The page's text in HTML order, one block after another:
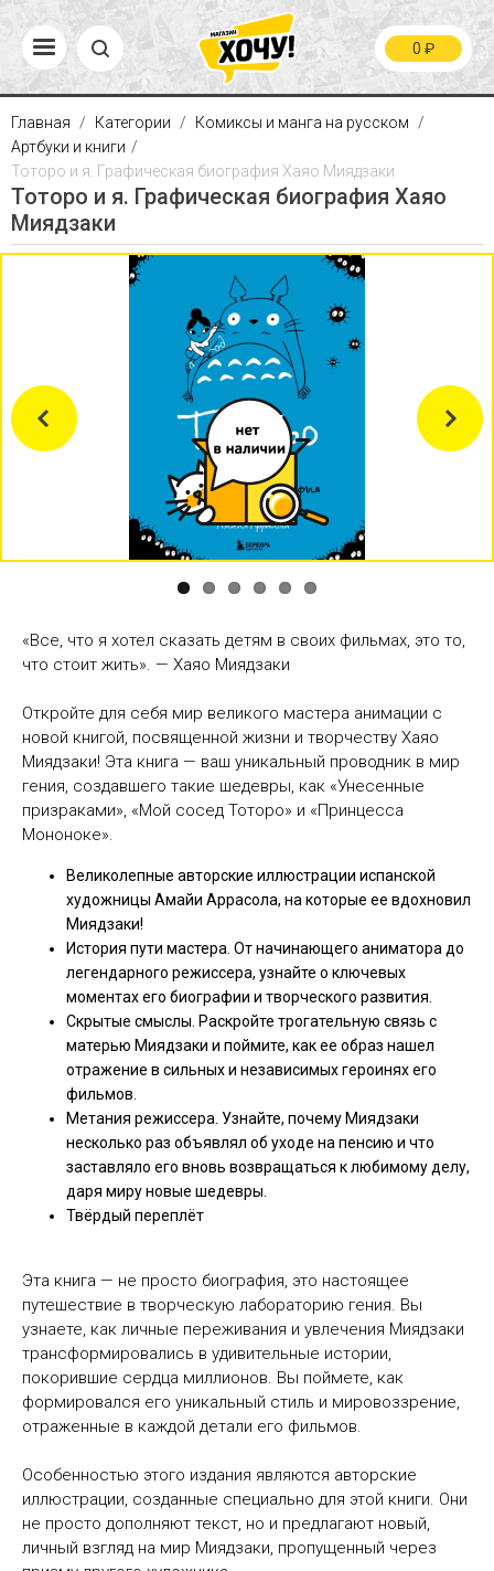
0 ₽
Главная Категории
Комиксы и манга на русском
Артбуки и книги
Тоторо и я. Графическая биография Хаяо Миядзаки
Тоторо и я. Графическая биография Хаяо
Миядзаки
«Все, что я хотел сказать детям в своих фильмах, это то,
что стоит жить». — Хаяо Миядзаки
Откройте для себя мир великого мастера анимации с
новой книгой, посвященной жизни и творчеству Хаяо
Миядзаки! Эта книга — ваш уникальный проводник в мир
гения, создавшего такие шедевры, как «Унесенные
призраками», «Мой сосед Тоторо» и «Принцесса
Мононоке».
Великолепные авторские иллюстрации испанской
художницы Амайи Аррасола, на которые ее вдохновил
Миядзаки!
История пути мастера. От начинающего аниматора до
легендарного режиссера, узнайте о ключевых
моментах его биографии и творческого развития.
Скрытые смыслы. Раскройте трогательную связь с
матерью Миядзаки и поймите, как ее образ нашел
отражение в сильных и независимых героинях его
фильмов.
Метания режиссера. Узнайте, почему Миядзаки
несколько раз объявлял об уходе на пенсию и что
заставляло его вновь возвращаться к любимому делу,
даря миру новые шедевры.
Твёрдый переплёт
Эта книга — не просто биография, это настоящее
путешествие в творческую лабораторию гения. Вы
узнаете, как личные переживания и увлечения Миядзаки
трансформировались в удивительные истории,
покорившие сердца миллионов. Вы поймете, как
формировался его уникальный стиль и мировоззрение,
отраженные в каждой детали его фильмов.
Особенностью этого издания являются авторские
иллюстрации, созданные специально для этой книги. Они
не просто дополняют текст, но и предлагают новый,
личный взгляд на мир Миядзаки, пропущенный через